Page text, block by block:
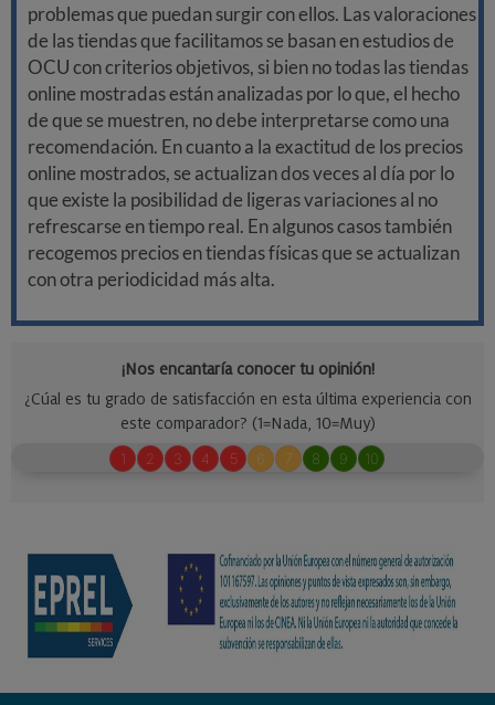
problemas que puedan surgir con ellos. Las valoraciones
de las tiendas que facilitamos se basan en estudios de
OCU con criterios objetivos, si bien no todas las tiendas
online mostradas están analizadas por lo que, el hecho
de que se muestren, no debe interpretarse como una
recomendación. En cuanto a la exactitud de los precios
online mostrados, se actualizan dos veces al día por lo
que existe la posibilidad de ligeras variaciones al no
refrescarse en tiempo real. En algunos casos también
recogemos precios en tiendas físicas que se actualizan
con otra periodicidad más alta.